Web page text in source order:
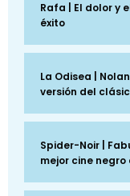
Rafa | El dolor y
éxito
La Odisea |
versión del
Spider-Noir |
mejor cine